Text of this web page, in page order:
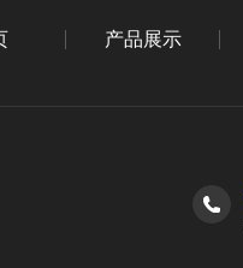
产品展示